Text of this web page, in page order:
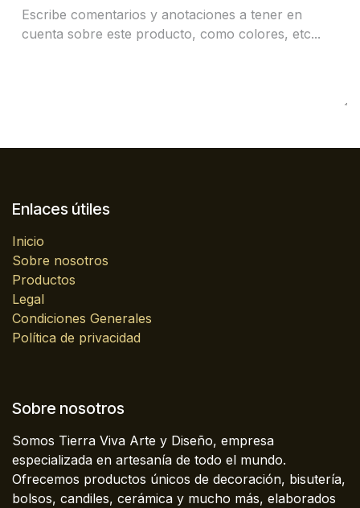
Enlaces útiles
Inicio
Sobre nosotros
Productos
Legal
Condiciones Generales
Política de privacidad
Sobre nosotros
Somos Tierra Viva Arte y Diseño, empresa
especializada en artesanía de todo el mundo.
Ofrecemos productos únicos de decoración, bisutería,
bolsos, candiles, cerámica y mucho más, elaborados